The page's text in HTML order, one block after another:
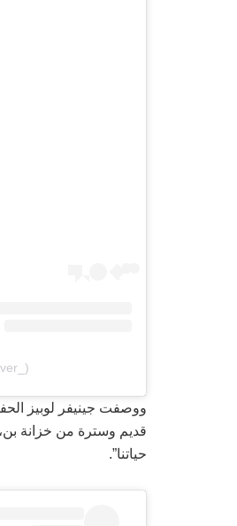
ووصفت جينيفر لوبيز
قديم وسترة من خزانة بن،
حياتنا”.